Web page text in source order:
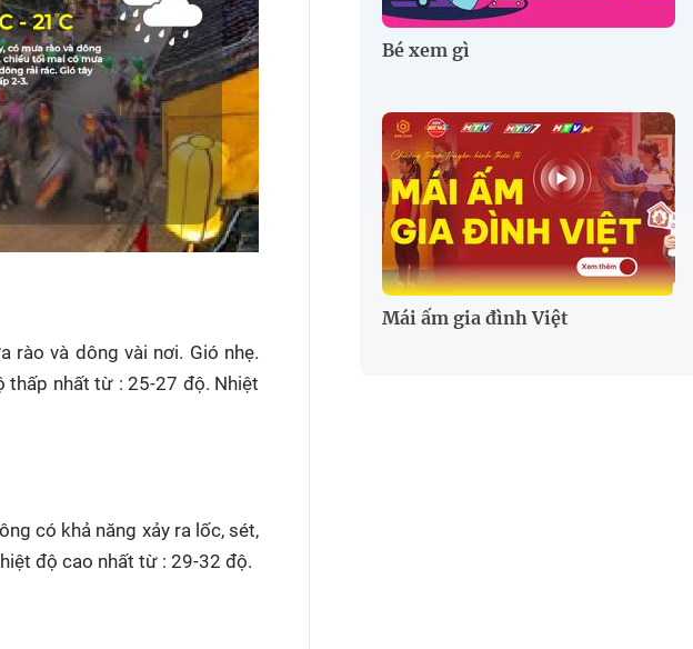
rào và dông vài nơi. Gió nhẹ.
thấp nhất từ : 25-27 độ. Nhiệt
có khả năng xảy ra lốc, sét,
độ cao nhất từ : 29-32 độ.
Bé xem gì
Mái ấm gia đình Việt